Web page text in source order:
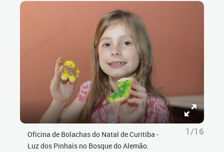
Oficina de Bolachas do Natal de Curitiba -
Luz dos Pinhais no Bosque do Alemão.
1/16